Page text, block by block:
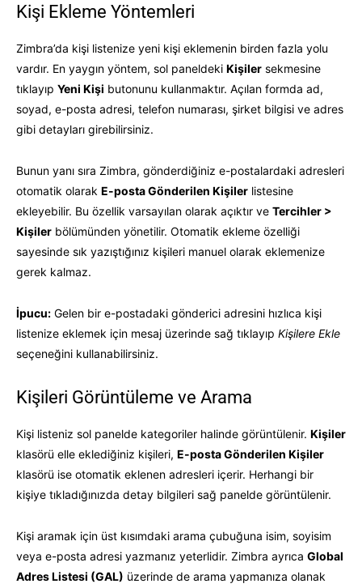
Kişi Ekleme Yöntemleri
Zimbra’da kişi listenize yeni kişi eklemenin birden fazla yolu
vardır. En yaygın yöntem, sol paneldeki Kişiler sekmesine
tıklayıp Yeni Kişi butonunu kullanmaktır. Açılan formda ad,
soyad, e-posta adresi, telefon numarası, şirket bilgisi ve adres
gibi detayları girebilirsiniz.
Bunun yanı sıra Zimbra, gönderdiğiniz e-postalardaki adresleri
otomatik olarak E-posta Gönderilen Kişiler listesine
ekleyebilir. Bu özellik varsayılan olarak açıktır ve Tercihler >
Kişiler bölümünden yönetilir. Otomatik ekleme özelliği
sayesinde sık yazıştığınız kişileri manuel olarak eklemenize
gerek kalmaz.
İpucu: Gelen bir e-postadaki gönderici adresini hızlıca kişi
listenize eklemek için mesaj üzerinde sağ tıklayıp Kişilere Ekle
seçeneğini kullanabilirsiniz.
Kişileri Görüntüleme ve Arama
Kişi listeniz sol panelde kategoriler halinde görüntülenir. Kişiler
klasörü elle eklediğiniz kişileri, E-posta Gönderilen Kişiler
klasörü ise otomatik eklenen adresleri içerir. Herhangi bir
kişiye tıkladığınızda detay bilgileri sağ panelde görüntülenir.
Kişi aramak için üst kısımdaki arama çubuğuna isim, soyisim
veya e-posta adresi yazmanız yeterlidir. Zimbra ayrıca Global
Adres Listesi (GAL) üzerinde de arama yapmanıza olanak